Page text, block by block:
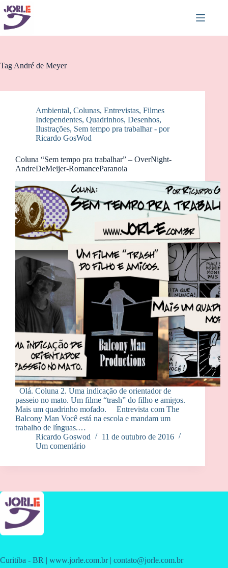
Pular
para
conteúdo
Tag André de Meyer
Ambiental, Colunas, Entrevistas, Filmes
Independentes, Quadrinhos, Desenhos,
Ilustrações, Sem tempo pra trabalhar - por
Ricardo GosWod
Coluna “Sem tempo pra trabalhar” – OverNight-
AndreDeMeijer-RomanceParanoia
Olá. Coluna 2. Uma indicação de orientador de
passeio no mato. Um filme “trash” do filho e amigos.
Mais um quadrinho mofado. Entrevista com The
Balcony Man Você está na escola e mandam um
trabalho de línguas.…
Ricardo Goswod
11 de outubro de 2016
Um comentário
Curitiba - BR | www.jorle.com.br | contato@jorle.com.br